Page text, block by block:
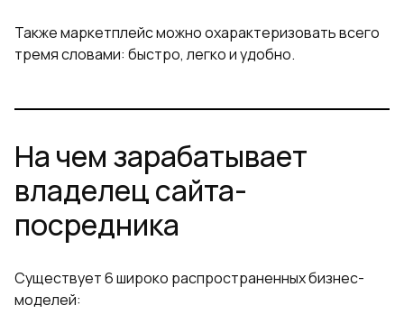
Также маркетплейс можно охарактеризовать всего
тремя словами: быстро, легко и удобно.
На чем зарабатывает
владелец сайта-
посредника
Существует 6 широко распространенных бизнес-
моделей: